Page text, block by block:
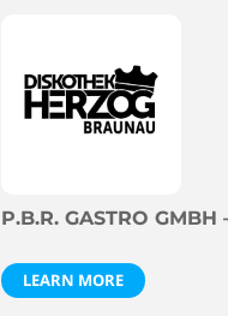
P.B.R. GASTRO
LEARN MORE